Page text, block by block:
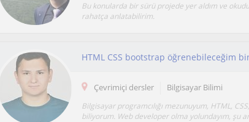
Bu konularda bir sürü projede yer aldım ve
rahatça anlatabilirim.
HTML CSS bootstrap öğrenebileceğim
Çevrimiçi dersler Bilgisayar Bilimi
Bilgisayar programcılığı mezunuyum, HTML,
biliyorum. Web developer olma yolundayım, şu